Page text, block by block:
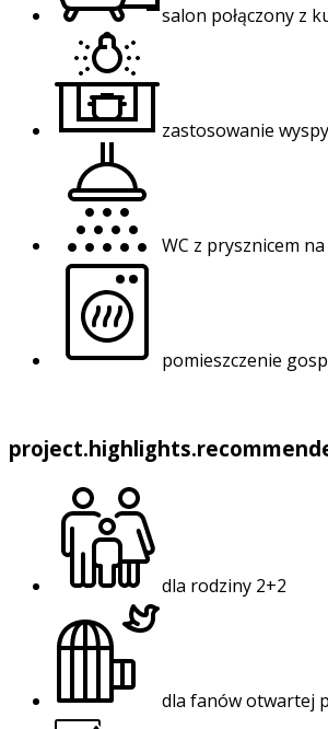
salon połączony z
zastosowanie
WC z prysznicem
pomieszczenie
dla rodziny 2+2
dla fanów otwartej